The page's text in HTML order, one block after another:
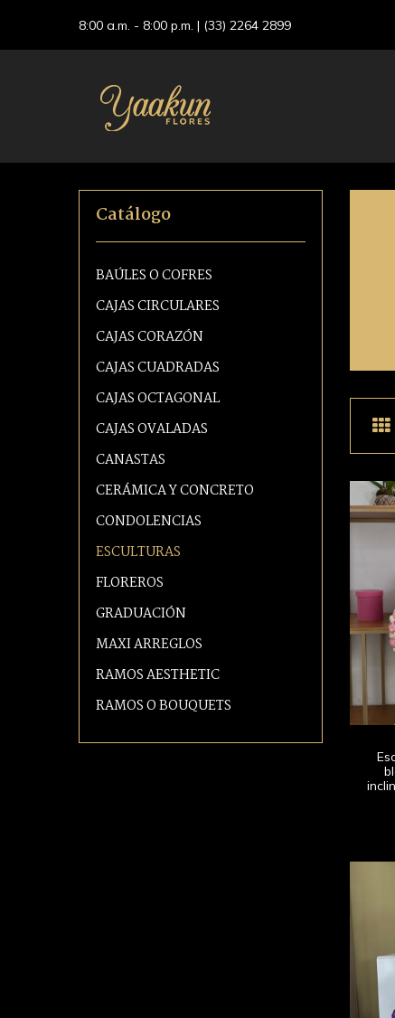
8:00 a.m. - 8:00 p.m. | (33) 2264 2899
Catálogo
BAÚLES O COFRES
CAJAS CIRCULARES
CAJAS CORAZÓN
CAJAS CUADRADAS
CAJAS OCTAGONAL
CAJAS OVALADAS
CANASTAS
CERÁMICA Y CONCRETO
CONDOLENCIAS
ESCULTURAS
FLOREROS
GRADUACIÓN
MAXI ARREGLOS
RAMOS AESTHETIC
RAMOS O BOUQUETS